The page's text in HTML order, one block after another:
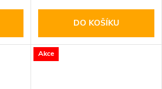
DO KOŠÍKU
Akce